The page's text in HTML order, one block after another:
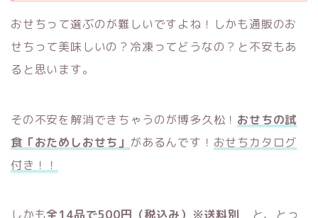
おせちって選ぶのが難しいですよね！しかも通販のお
せちって美味しいの？冷凍ってどうなの？と不安もあ
ると思います。
その不安を解消できちゃうのが博多久松！ おせちの試
食「おためしおせち」 があるんです！ おせちカタログ
付き！！
しかも全14品で500円（税込み） ※送料別 と、とっ